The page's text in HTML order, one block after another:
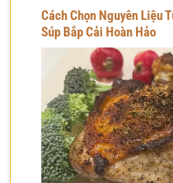
Cách Chọn Nguyên Liệu
Súp Bắp Cải Hoàn Hảo